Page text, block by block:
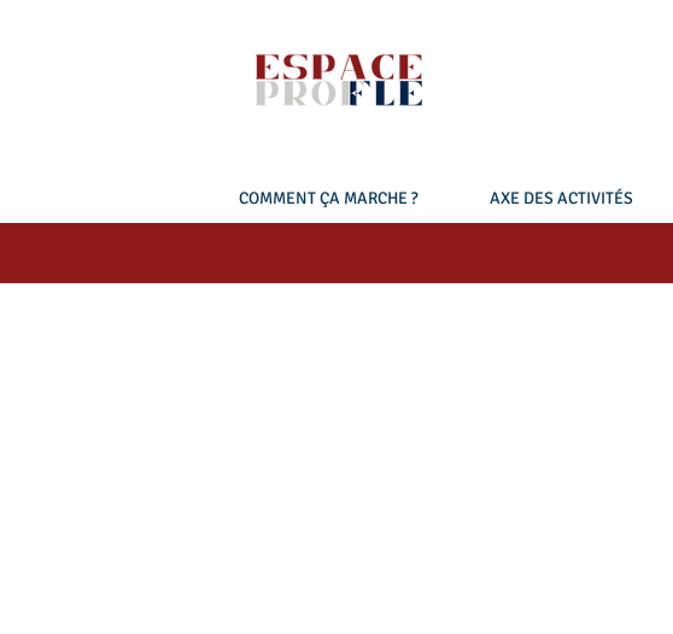
COMMENT ÇA MARCHE ? AXE DES ACTIVITÉS